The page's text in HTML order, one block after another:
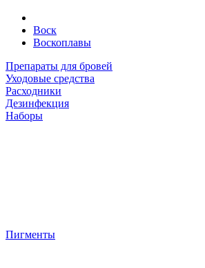
Воск
Воскоплавы
Препараты для бровей
Уходовые средства
Расходники
Дезинфекция
Наборы
Пигменты